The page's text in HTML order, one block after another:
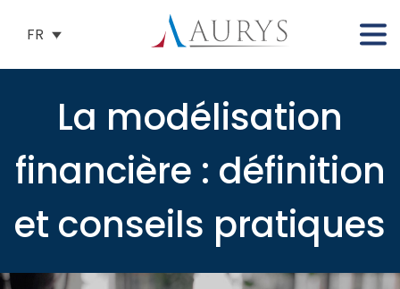
FR
La modélisation
financière : définition
et conseils pratiques